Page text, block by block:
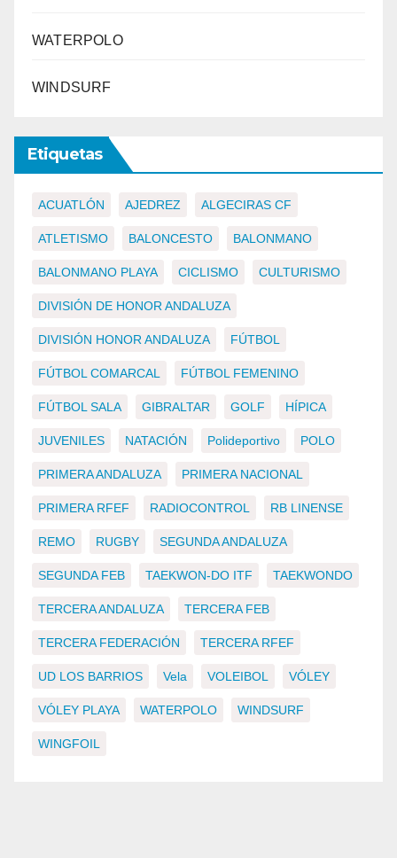
WATERPOLO
WINDSURF
Etiquetas
ACUATLÓN AJEDREZ ALGECIRAS CF
ATLETISMO BALONCESTO BALONMANO
BALONMANO PLAYA CICLISMO CULTURISMO
DIVISIÓN DE HONOR ANDALUZA
DIVISIÓN HONOR ANDALUZA FÚTBOL
FÚTBOL COMARCAL FÚTBOL FEMENINO
FÚTBOL SALA GIBRALTAR GOLF HÍPICA
JUVENILES NATACIÓN Polideportivo POLO
PRIMERA ANDALUZA PRIMERA NACIONAL
PRIMERA RFEF RADIOCONTROL RB LINENSE
REMO RUGBY SEGUNDA ANDALUZA
SEGUNDA FEB TAEKWON-DO ITF TAEKWONDO
TERCERA ANDALUZA TERCERA FEB
TERCERA FEDERACIÓN TERCERA RFEF
UD LOS BARRIOS Vela VOLEIBOL VÓLEY
VÓLEY PLAYA WATERPOLO WINDSURF
WINGFOIL